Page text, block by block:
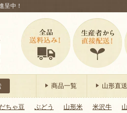
呈中！
商品一覧 山形直
ちゃ豆 ぶどう 山形米 米沢牛